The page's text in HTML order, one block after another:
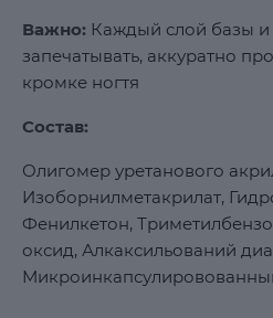
Важно: Каждый слой базы
запечатывать, аккуратно
кромке ногтя
Состав:
Олигомер уретанового
Изоборнилметакрилат,
Фенилкетон,
оксид, Алкаксильований